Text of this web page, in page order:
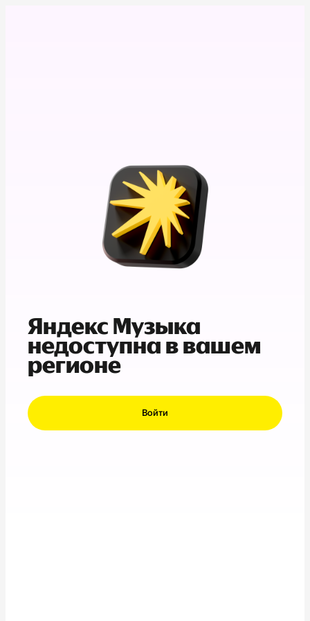
Яндекс Музыка
недоступна в вашем
регионе
Войти